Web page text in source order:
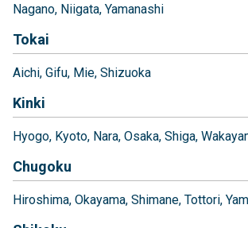
Nagano Niigata Yamanashi
Tokai
Aichi Gifu Mie Shizuoka
Kinki
Hyogo Kyoto Nara Osaka Shiga
Chugoku
Hiroshima Okayama Shimane Tottori